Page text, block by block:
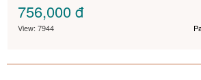
756,000đ
View: 7944